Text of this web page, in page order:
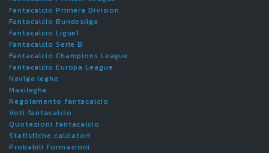
Fantacalcio Primera Division
Fantacalcio Bundesliga
Fantacalcio Ligue1
Fantacalcio Serie B
Fantacalcio Champions League
Fantacalcio Europa League
Naviga leghe
Maxileghe
Regolamento fantacalcio
Voti fantacalcio
Quotazioni fantacalcio
Statistiche calciatori
Probabili formazioni